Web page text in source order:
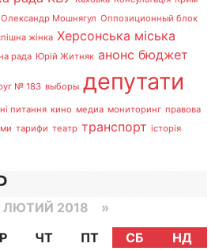
Олександр Мошнягул Оппозиционный блок
жінка Херсонська міська
рада Юрій Житняк анонс бюджет
№ 183 выборы депутати
питання кино медиа мониторинг правова
тарифи театр транспорт історія
2018 »
ЧТ ПТ СБ
НД